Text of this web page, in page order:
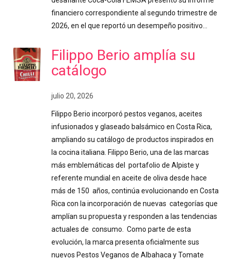
financiero correspondiente al segundo trimestre de
2026, en el que reportó un desempeño positivo…
Filippo Berio amplía su
catálogo
julio 20, 2026
Filippo Berio incorporó pestos veganos, aceites
infusionados y glaseado balsámico en Costa Rica,
ampliando su catálogo de productos inspirados en
la cocina italiana. Filippo Berio, una de las marcas
más emblemáticas del portafolio de Alpiste y
referente mundial en aceite de oliva desde hace
más de 150 años, continúa evolucionando en Costa
Rica con la incorporación de nuevas categorías que
amplían su propuesta y responden a las tendencias
actuales de consumo. Como parte de esta
evolución, la marca presenta oficialmente sus
nuevos Pestos Veganos de Albahaca y Tomate